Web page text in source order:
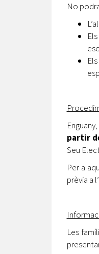
No
partir
Seu
Per a
prèvia a
Les